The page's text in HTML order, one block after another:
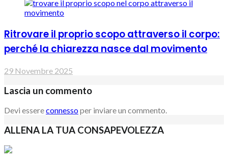
Ritrovare il proprio scopo attraverso il corpo:
perché la chiarezza nasce dal movimento
29 Novembre 2025
Lascia un commento
Devi essereconnessoper inviare un commento.
ALLENA LA TUA CONSAPEVOLEZZA